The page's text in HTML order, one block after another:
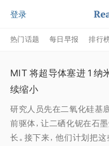
登录
热门话题 每日早报 排行
MIT 将超导体塞进 1 纳
续缩小
研究人员先在二氧化硅基
前驱体，让二硒化铌在石
长。接下来，他们计划把